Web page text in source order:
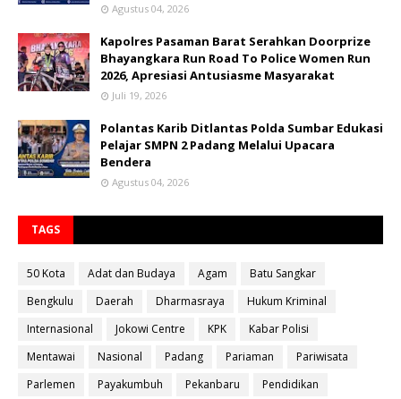
Agustus 04, 2026
Kapolres Pasaman Barat Serahkan Doorprize
Bhayangkara Run Road To Police Women Run
2026, Apresiasi Antusiasme Masyarakat
Juli 19, 2026
Polantas Karib Ditlantas Polda Sumbar Edukasi
Pelajar SMPN 2 Padang Melalui Upacara
Bendera
Agustus 04, 2026
TAGS
50 Kota Adat dan Budaya Agam
Batu Sangkar
Bengkulu
Daerah Dharmasraya
Hukum Kriminal
Internasional
Jokowi Centre KPK
Kabar Polisi
Mentawai
Nasional Padang Pariaman
Pariwisata
Parlemen
Payakumbuh Pekanbaru Pendidikan